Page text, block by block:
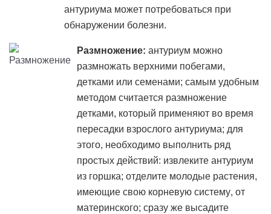
антуриума может потребоваться при
обнаружении болезни.
Размножение: антуриум можно
размножать верхними побегами,
детками или семенами; самым удобным
методом считается размножение
детками, который применяют во время
пересадки взрослого антуриума; для
этого, необходимо выполнить ряд
простых действий: извлеките антуриум
из горшка; отделите молодые растения,
имеющие свою корневую систему, от
материнского; сразу же высадите